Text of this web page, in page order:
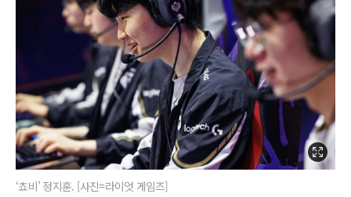
‘쵸비’ 정지훈. [사진=라이엇 게임즈]